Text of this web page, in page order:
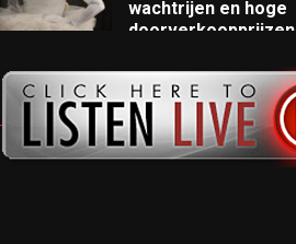
wachtrijen en hoge
doorverkoopprijzen